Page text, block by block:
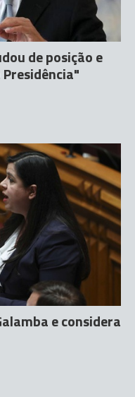
de posição e
e considera